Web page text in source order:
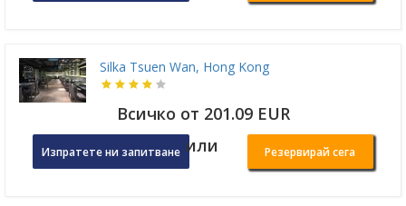
Silka Tsuen Wan, Hong Kong
Всичко от 201.09 EUR
Изпратете ни запитване или Резервирай сега